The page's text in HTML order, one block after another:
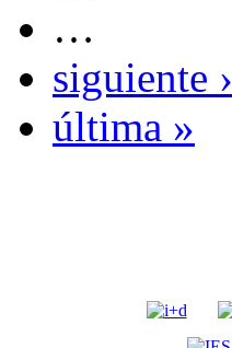
…
siguiente ›
última »